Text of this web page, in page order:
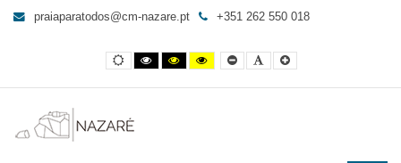
alimentacao-
-
para
praiaparatodos@cm-nazare.pt +351 262 550 018
Contraste
normal
Contraste
preto
branco
Contraste
preto
amarelo
Yellow
and
contrast
Smaller
Font
Letra
por
Letra
maior